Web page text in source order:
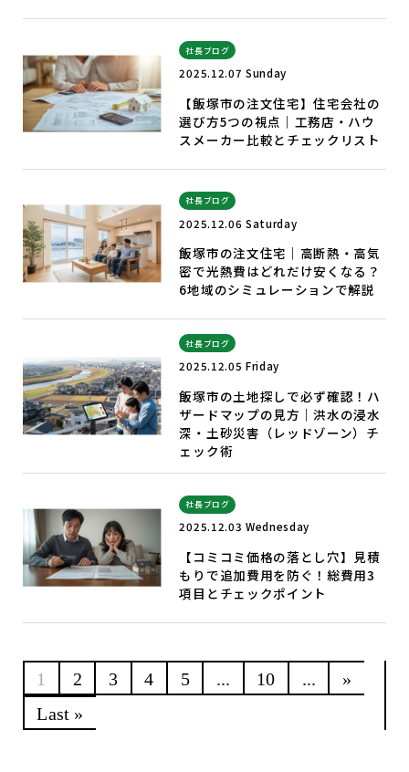
社長ブログ
2025.12.07 Sunday
【飯塚市の注文住宅】住宅会社の
選び方5つの視点｜工務店・ハウ
スメーカー比較とチェックリスト
社長ブログ
2025.12.06 Saturday
飯塚市の注文住宅｜高断熱・高気
密で光熱費はどれだけ安くなる？
6地域のシミュレーションで解説
社長ブログ
2025.12.05 Friday
飯塚市の土地探しで必ず確認！ハ
ザードマップの見方｜洪水の浸水
深・土砂災害（レッドゾーン）チ
ェック術
社長ブログ
2025.12.03 Wednesday
【コミコミ価格の落とし穴】見積
もりで追加費用を防ぐ！総費用3
項目とチェックポイント
1 2 3 4 5 ... 10 ...
»
Last »